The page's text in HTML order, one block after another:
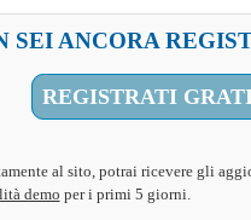
SEI ANCORA
REGISTRATI
al sito, potrai ricevere gli
demo per i primi 5 giorni.